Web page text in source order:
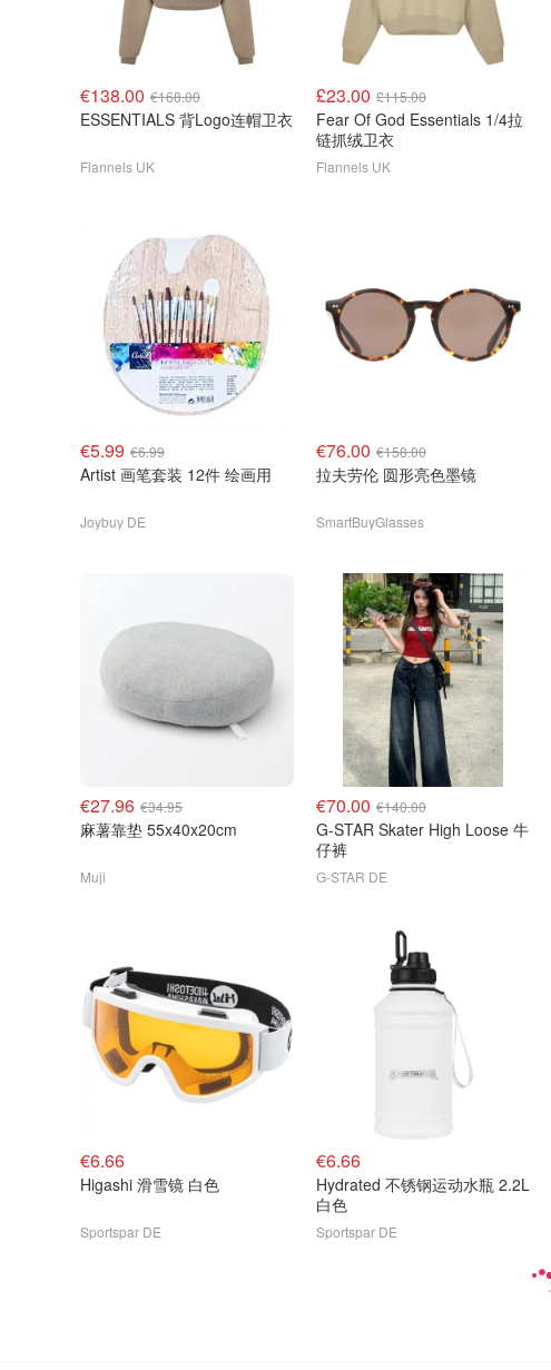
€138.00 €168.00
ESSENTIALS 背Logo连帽卫衣
Flannels UK
£23.00 £115.00
Fear Of God Essentials 1/4拉
链抓绒卫衣
Flannels UK
€5.99 €6.99
Artist 画笔套装 12件 绘画用
Joybuy DE
€76.00 €158.00
拉夫劳伦 圆形亮色墨镜
SmartBuyGlasses
€27.96 €34.95
麻薯靠垫 55x40x20cm
Muji
€70.00 €140.00
G-STAR Skater High Loose 牛
仔裤
G-STAR DE
€6.66
Higashi 滑雪镜 白色
Sportspar DE
€6.66
Hydrated 不锈钢运动水瓶 2.2L
白色
Sportspar DE